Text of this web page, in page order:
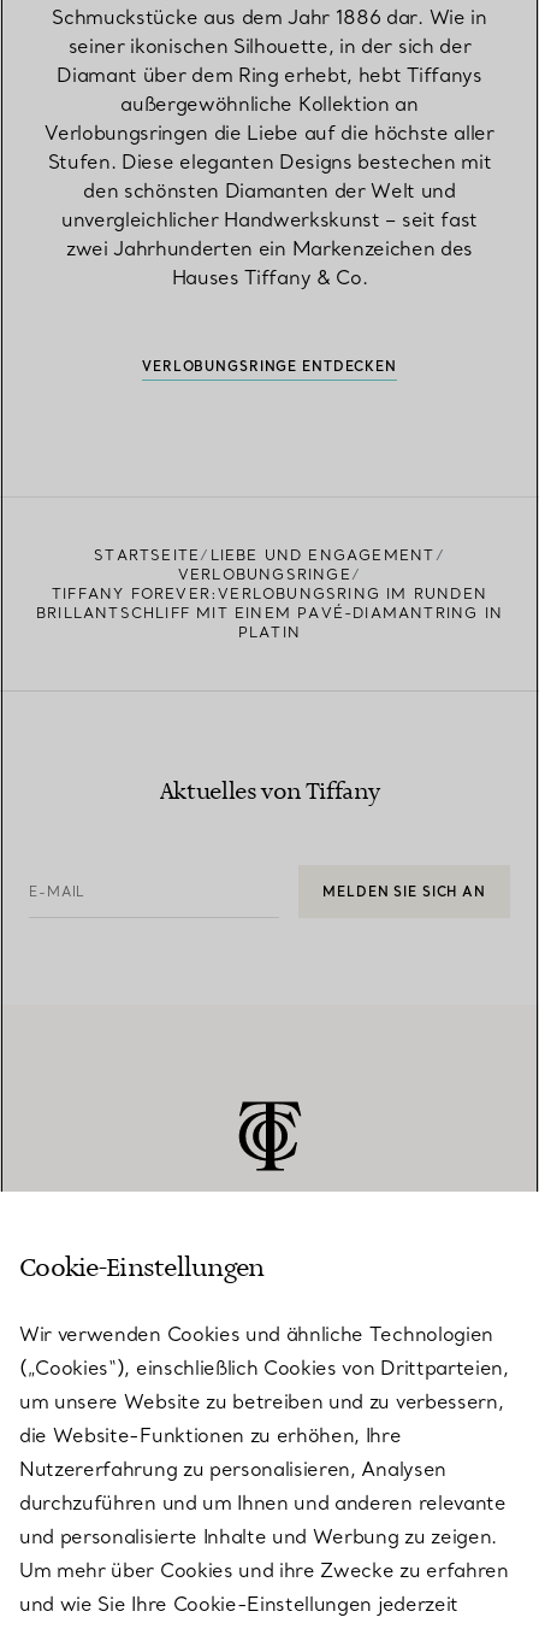
Schmuckstücke aus dem Jahr 1886 dar. Wie in
seiner ikonischen Silhouette, in der sich der
Diamant über dem Ring erhebt, hebt Tiffanys
außergewöhnliche Kollektion an
Verlobungsringen die Liebe auf die höchste aller
Stufen. Diese eleganten Designs bestechen mit
den schönsten Diamanten der Welt und
unvergleichlicher Handwerkskunst – seit fast
zwei Jahrhunderten ein Markenzeichen des
Hauses Tiffany & Co.
VERLOBUNGSRINGE ENTDECKEN
STARTSEITE
LIEBE UND ENGAGEMENT
VERLOBUNGSRINGE
TIFFANY FOREVER:VERLOBUNGSRING IM RUNDEN
BRILLANTSCHLIFF MIT EINEM PAVÉ-DIAMANTRING IN
PLATIN
Aktuelles von Tiffany
E-MAIL MELDEN SIE SICH AN
KUNDENSERVICE
SERVICES
ÜBER TIFFANY & CO.
RECHTLICHE HINWEISE
Cookie-Einstellungen
Wir verwenden Cookies und ähnliche Technologien
(„Cookies“), einschließlich Cookies von Drittparteien,
um unsere Website zu betreiben und zu verbessern,
die Website-Funktionen zu erhöhen, Ihre
Nutzererfahrung zu personalisieren, Analysen
durchzuführen und um Ihnen und anderen relevante
und personalisierte Inhalte und Werbung zu zeigen.
Um mehr über Cookies und ihre Zwecke zu erfahren
und wie Sie Ihre Cookie-Einstellungen jederzeit